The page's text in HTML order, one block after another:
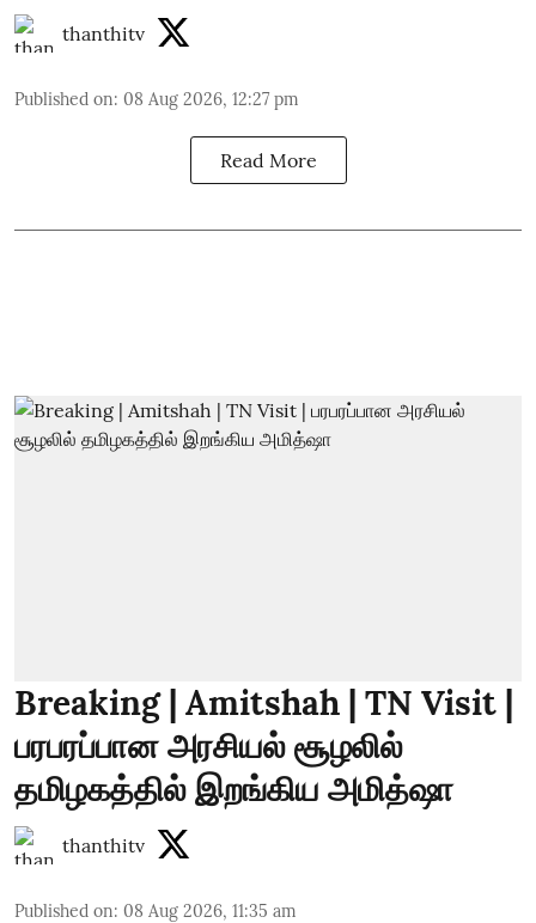
thanthitv
Published on: 08 Aug 2026, 12:27 pm
Read More
Breaking | Amitshah | TN Visit |
பரபரப்பான அரசியல் சூழலில்
தமிழகத்தில் இறங்கிய அமித்ஷா
thanthitv
Published on: 08 Aug 2026, 11:35 am